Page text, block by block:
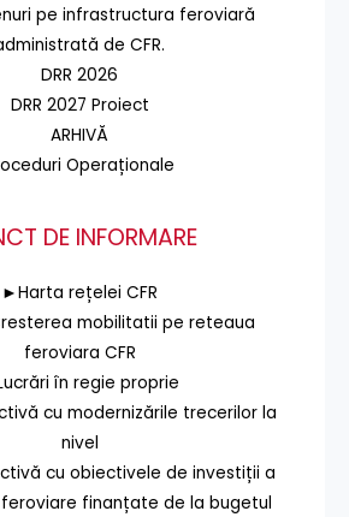
pe infrastructura feroviară
de CFR.
DRR 2026
DRR 2027 Proiect
ARHIVĂ
Operaționale
DE INFORMARE
►Harta rețelei CFR
mobilitatii pe reteaua
feroviara CFR
în regie proprie
cu modernizările trecerilor la
nivel
cu obiectivele de investiții a
finanțate de la bugetul